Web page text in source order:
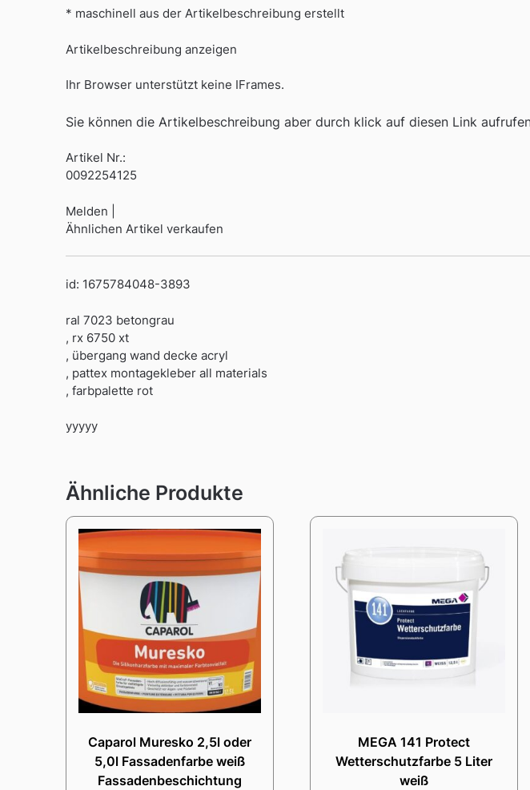
* maschinell aus der Artikelbeschreibung erstellt
Artikelbeschreibung anzeigen
Ihr Browser unterstützt keine IFrames.
Sie können die Artikelbeschreibung aber durch klick auf diesen Link
Artikel Nr.:
0092254125
Melden |
Ähnlichen Artikel verkaufen
id: 1675784048-3893
ral 7023 betongrau
, rx 6750 xt
, übergang wand decke acryl
, pattex montagekleber all materials
, farbpalette rot
yyyyy
Ähnliche Produkte
Caparol Muresko 2,5l oder
5,0l Fassadenfarbe weiß
Fassadenbeschichtung
MEGA 141 Protect
Wetterschutzfarbe 5 Liter
weiß